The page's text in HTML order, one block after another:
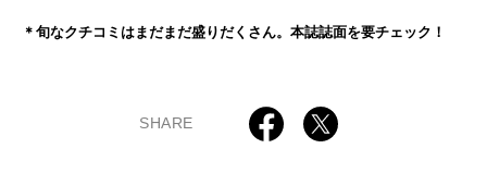
＊旬なクチコミはまだまだ盛りだくさん。本誌誌面を要チェック！
SHARE